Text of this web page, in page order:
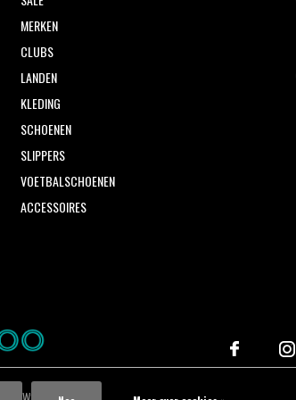
MERKEN
CLUBS
LANDEN
KLEDING
SCHOENEN
SLIPPERS
VOETBALSCHOENEN
ACCESSOIRES